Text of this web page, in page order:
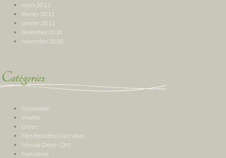
mars 2011
février 2011
janvier 2011
décembre 2010
novembre 2010
Catégories
Inclassable
Insolite
Livres
Mes Recettes Chez Vous
Minute Deco – DIY
Non classé